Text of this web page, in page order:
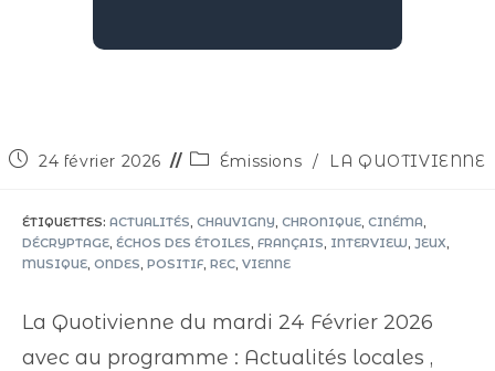
24 février 2026 Émissions / LA QUOTIVIENNE
ÉTIQUETTES: ACTUALITÉS CHAUVIGNY CHRONIQUE CINÉMA
DÉCRYPTAGE ÉCHOS DES ÉTOILES FRANÇAIS INTERVIEW JEUX
MUSIQUE ONDES POSITIF REC VIENNE
La Quotivienne du mardi 24 Février 2026
avec au programme : Actualités locales ,